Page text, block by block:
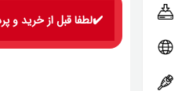
✔️لطفا قبل از خرید و پرداخت